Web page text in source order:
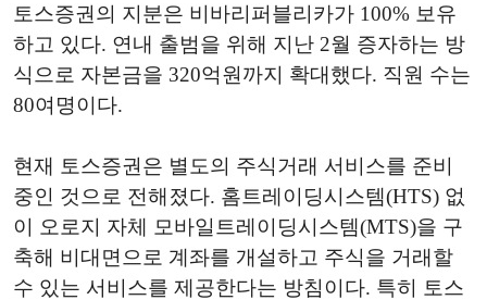
토스증권의 지분은 비바리퍼블리카가 100% 보유
하고 있다. 연내 출범을 위해 지난 2월 증자하는 방
식으로 자본금을 320억원까지 확대했다. 직원 수는
80여명이다.
현재 토스증권은 별도의 주식거래 서비스를 준비
중인 것으로 전해졌다. 홈트레이딩시스템(HTS) 없
이 오로지 자체 모바일트레이딩시스템(MTS)을 구
축해 비대면으로 계좌를 개설하고 주식을 거래할
수 있는 서비스를 제공한다는 방침이다. 특히 토스